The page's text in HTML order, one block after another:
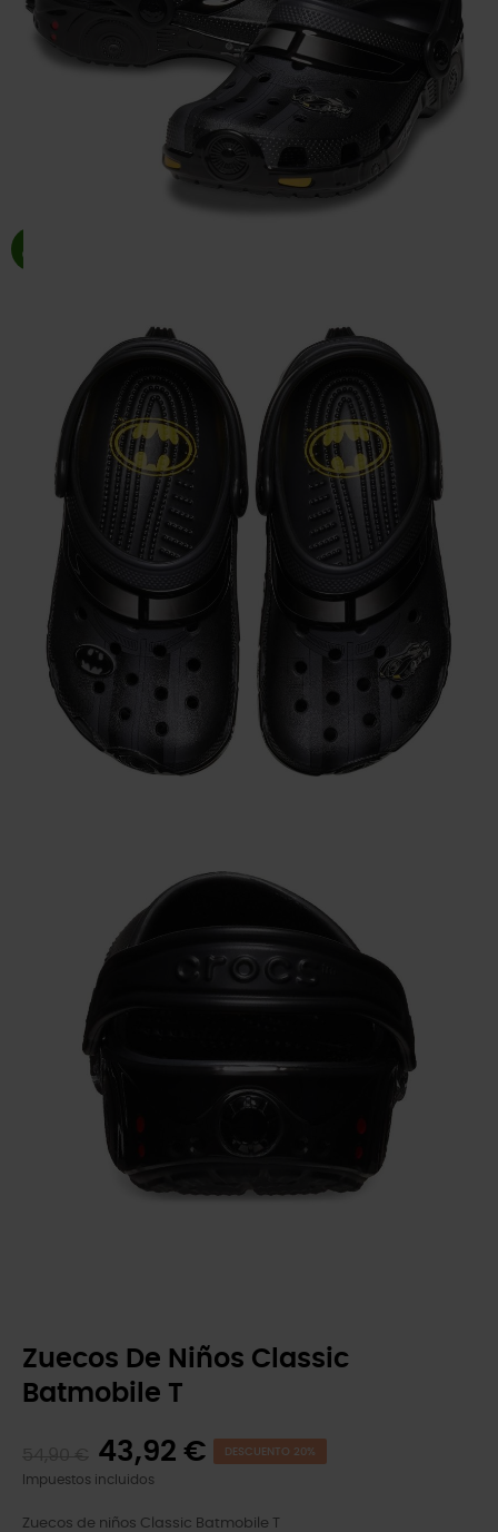
Zuecos De Niños Classic
Batmobile T
43,92 € DESCUENTO 20%
Impuestos incluidos
Zuecos de niños Classic Batmobile T